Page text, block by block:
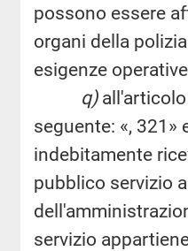
possono essere
organi della
esigenze
q)
seguente: «, 321»
indebitamente
pubblico servizio
servizio